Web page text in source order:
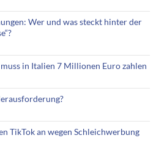
Wer und was steckt hinter der
in Italien 7 Millionen Euro zahlen
TikTok an wegen Schleichwerbung